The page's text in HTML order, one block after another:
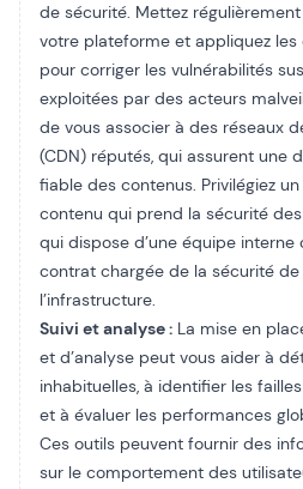
de sécurité. Mettez
votre plateforme et appliquez
pour corriger les vulnérabilités
exploitées par des acteurs
de vous associer à des réseaux
(CDN) réputés, qui assurent une
fiable des contenus. Privilégiez
contenu qui prend la sécurité
qui dispose d’une équipe interne
contrat chargée de la sécurité de
l’infrastructure.
Suivi et analyse : La mise en
et d’analyse peut vous aider à
inhabituelles, à identifier les
et à évaluer les performances
Ces outils peuvent fournir des
sur le comportement des